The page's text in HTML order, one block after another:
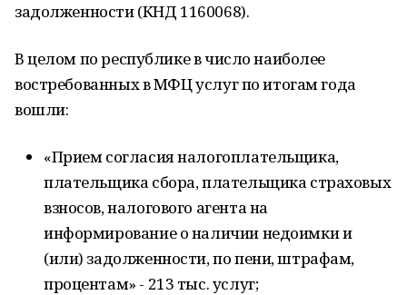
задолженности (КНД 1160068).
В целом по республике в число наиболее
востребованных в МФЦ услуг по итогам года
вошли:
«Прием согласия налогоплательщика,
плательщика сбора, плательщика страховых
взносов, налогового агента на
информирование о наличии недоимки и
(или) задолженности, по пени, штрафам,
процентам» - 213 тыс. услуг;